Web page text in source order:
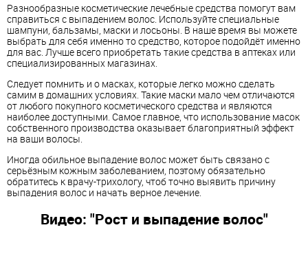
Разнообразные косметические лечебные средства помогут вам
справиться с выпадением волос. Используйте специальные
шампуни, бальзамы, маски и лосьоны. В наше время вы можете
выбрать для себя именно то средство, которое подойдёт именно
для вас. Лучше всего приобретать такие средства в аптеках или
специализированных магазинах.
Следует помнить и о масках, которые легко можно сделать
самим в домашних условиях. Такие маски мало чем отличаются
от любого покупного косметического средства и являются
наиболее доступными. Самое главное, что использование масок
собственного производства оказывает благоприятный эффект
на ваши волосы.
Иногда обильное выпадение волос может быть связано с
серьёзным кожным заболеванием, поэтому обязательно
обратитесь к врачу-трихологу, чтоб точно выявить причину
выпадения волос и начать верное лечение.
Видео: "Рост и выпадение волос"